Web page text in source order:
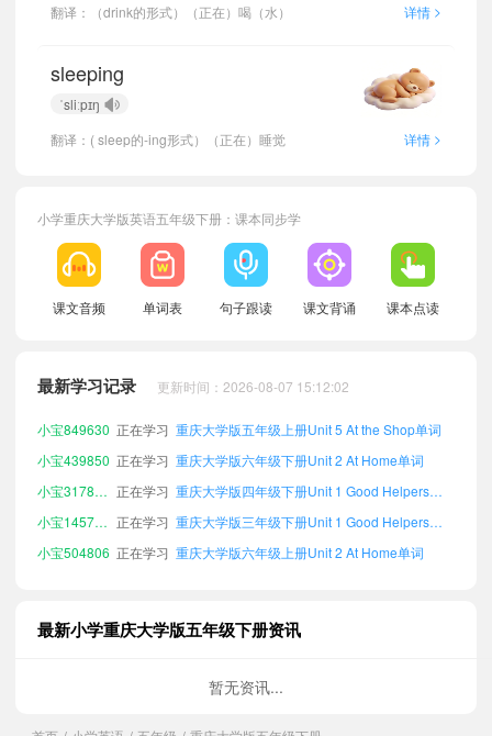
翻译：（drink的形式）（正在）喝（水）
详情 >
sleeping
ˈsliːpɪŋ
翻译：( sleep的-ing形式）（正在）睡觉
详情 >
小学重庆大学版英语五年级下册：课本同步学
课文音频 单词表 句子跟读 课文背诵 课本点读
最新学习记录 更新时间：2026-08-07 15:12:02
小宝667069
正在学习
小宝849630 正在学习 重庆大学版五年级上册Unit 5 At the Shop单词
小宝439850 正在学习 重庆大学版六年级下册Unit 2 At Home单词
小宝317870 正在学习
重庆大学版四年级下册Unit 1 Good Helpers单词
小宝145715 正在学习
重庆大学版三年级下册Unit 1 Good Helpers单词
小宝504806 正在学习 重庆大学版六年级上册Unit 2 At Home单词
小宝661950
正在学习
重庆大学版三年级下册Unit 5 At the Shop单词
最新小学重庆大学版五年级下册资讯
暂无资讯...